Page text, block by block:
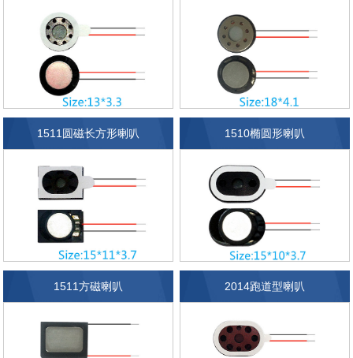
1510椭圆形喇叭
1511圆磁长方形喇叭
1511方磁喇叭 2014跑道型喇叭